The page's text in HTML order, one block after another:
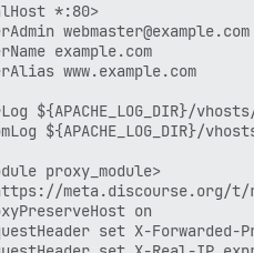
*:80>
webmaster@example.com
example.com
www.example.com
${APACHE_LOG_DIR}/
${APACHE_LOG_DIR}/
proxy_module>
meta.discourse.org/
on
set X-Forwarded-